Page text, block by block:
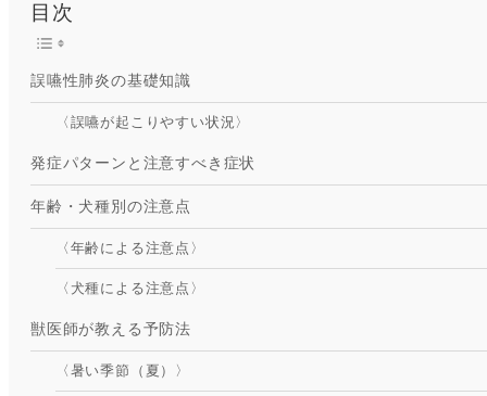
目次
誤嚥性肺炎の基礎知識
〈誤嚥が起こりやすい状況〉
発症パターンと注意すべき症状
年齢・犬種別の注意点
〈年齢による注意点〉
〈犬種による注意点〉
獣医師が教える予防法
〈暑い季節（夏）〉